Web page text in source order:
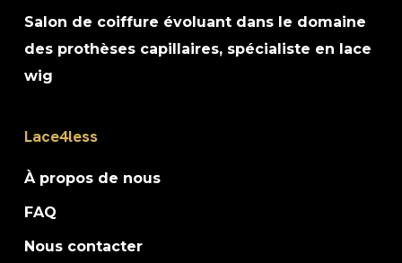
Salon de coiffure évoluant dans le domaine
des prothèses capillaires, spécialiste en lace
wig
Lace4less
À propos de nous
FAQ
Nous contacter